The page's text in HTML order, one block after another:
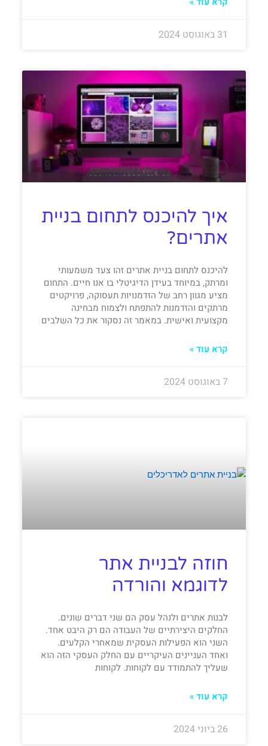
31 באוגוסט 2024
איך להיכנס לתחום בניית
אתרים?
להיכנס לתחום בניית אתרים זהו צעד משמעותי
ומרתק, במיוחד בעידן הדיגיטלי בו אנו חיים. התחום
מציע מגוון רחב של הזדמנויות תעסוקה, פרויקטים
מרתקים והזדמנות להתפתח ולצמוח מבחינה
מקצועית ואישית. במאמר זה נסקור את כל השלבים
קרא עוד »
7 באוגוסט 2024
חוזה לבניית אתר
לדוגמא והורדה
לבנות אתרים ולנהל עסק הם שני דברים שונים.
החלקים היצירתיים של העבודה הם רק היבט אחד.
השני הוא הפעילות העסקית שמאחרי הקלעים.
ואחד העניינים העיקריים עם החלק העסקי הזה הוא
שעליך להתמודד עם לקוחות. לקוחות
קרא עוד »
26 ביוני 2024